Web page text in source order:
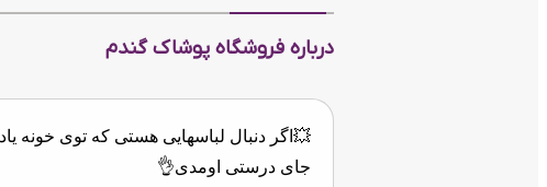
درباره فروشگاه پوشاک گندم
💥اگر دنبال لباسهایی هستی که توی
جای درستی اومدی👌